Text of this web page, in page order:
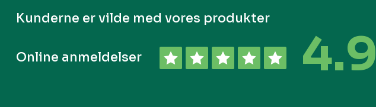
Kunderne er vilde med vores produkter
Online anmeldelser 4.9